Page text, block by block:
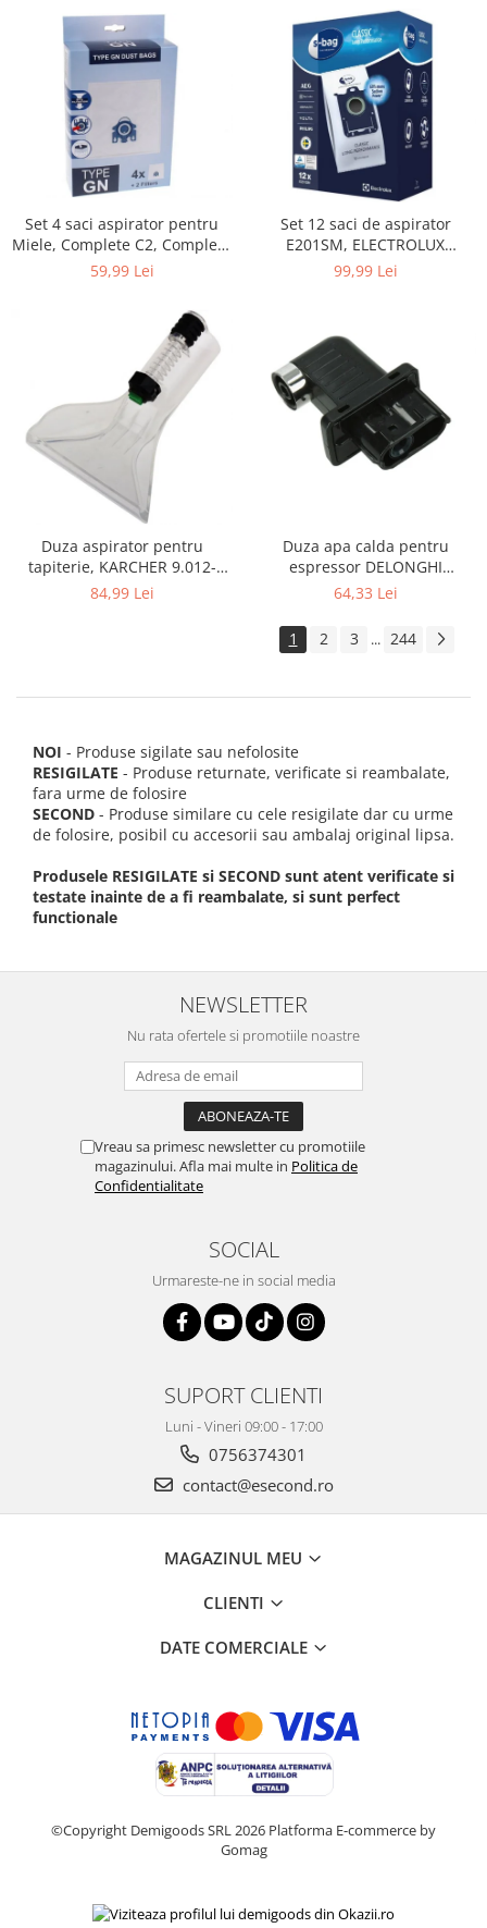
Playere, Boxe & Casti
Telescoape & Optica
Televizoare & accesorii
Bacanie
Ambalaje cadouri
Cadouri
Curatenie si intretinere
Set 4 saci aspirator pentru
Miele, Complete C2, Complete
C3, Classic C1, S8, S5, S2,
59,99 Lei
Set 12 saci de aspirator
E201SM, ELECTROLUX
9001684811, CLASSIC LONG
99,99 Lei
Duza aspirator pentru
tapiterie, KARCHER 9.012-
278.0, SE4001, SE4002, SE5100
84,99 Lei
Duza apa calda pentru
espressor DELONGHI
AS00006949, ECAM22 ECAM29
64,33 Lei
1 2 3 ... 244
NOI - Produse sigilate sau nefolosite
RESIGILATE - Produse returnate, verificate si reambalate,
fara urme de folosire
SECOND - Produse similare cu cele resigilate dar cu urme
de folosire, posibil cu accesorii sau ambalaj original lipsa.
Produsele RESIGILATE si SECOND sunt atent verificate si
testate inainte de a fi reambalate, si sunt perfect
functionale
NEWSLETTER
Nu rata ofertele si promotiile noastre
Vreau sa primesc newsletter cu promotiile
magazinului. Afla mai multe in Politica de
Confidentialitate
SOCIAL
Urmareste-ne in social media
SUPORT CLIENTI
Luni - Vineri 09:00 - 17:00
0756374301
contact@esecond.ro
MAGAZINUL MEU
CLIENTI
DATE COMERCIALE
©Copyright Demigoods SRL 2026 Platforma E-commerce by
Gomag